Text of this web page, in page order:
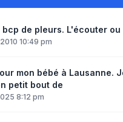
bcp de pleurs. L'écouter
10:49 pm
mon bébé à
petit bout de
8:12 pm